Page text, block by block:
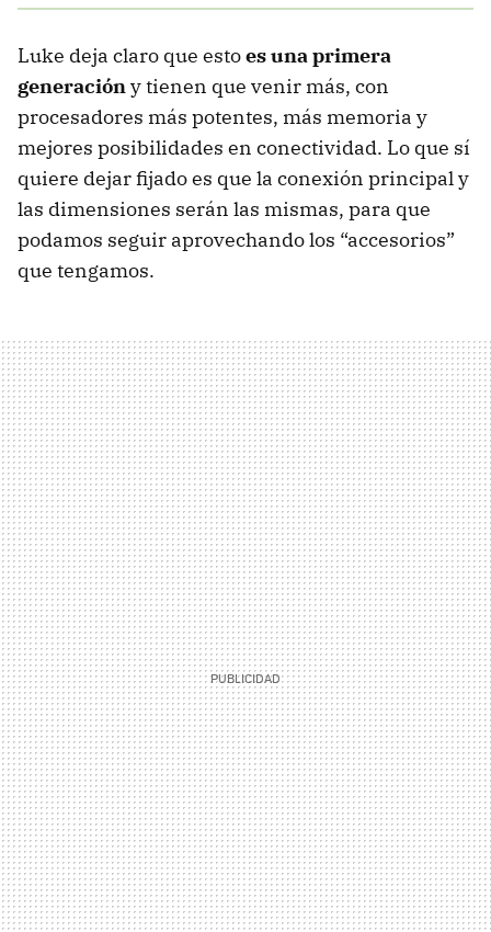
Luke deja claro que estoes una primera
generacióny tienen que venir más, con
procesadores más potentes, más memoria y
mejores posibilidades en conectividad. Lo que sí
quiere dejar fijado es que la conexión principal y
las dimensiones serán las mismas, para que
podamos seguir aprovechando los “accesorios”
que tengamos.